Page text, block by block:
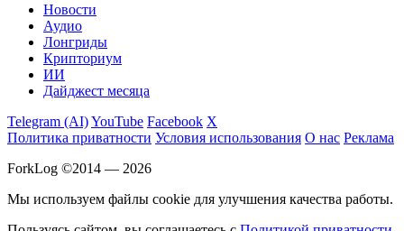
Новости
Аудио
Лонгриды
Крипториум
ИИ
Дайджест месяца
Telegram (AI)YouTube Facebook X
Политика приватности Условия использования О нас Реклама
ForkLog ©2014 — 2026
Мы используем файлы cookie для улучшения качества работы.